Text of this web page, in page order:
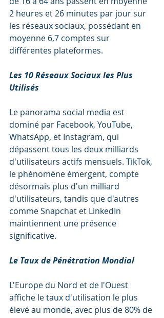
2 heures et 26 minutes par jour sur
les réseaux sociaux, possédant en
moyenne 6,7 comptes sur
différentes plateformes.
Les 10 Réseaux Sociaux les Plus
Utilisés
Le panorama social media est
dominé par Facebook, YouTube,
WhatsApp, et Instagram, qui
dépassent tous les deux milliards
d'utilisateurs actifs mensuels. TikTok,
le phénomène émergent, compte
désormais plus d'un milliard
d'utilisateurs, tandis que d'autres
comme Snapchat et LinkedIn
maintiennent une présence
significative.
Le Taux de Pénétration Mondial
L'Europe du Nord et de l'Ouest
affiche le taux d'utilisation le plus
élevé au monde, avec plus de 80% de